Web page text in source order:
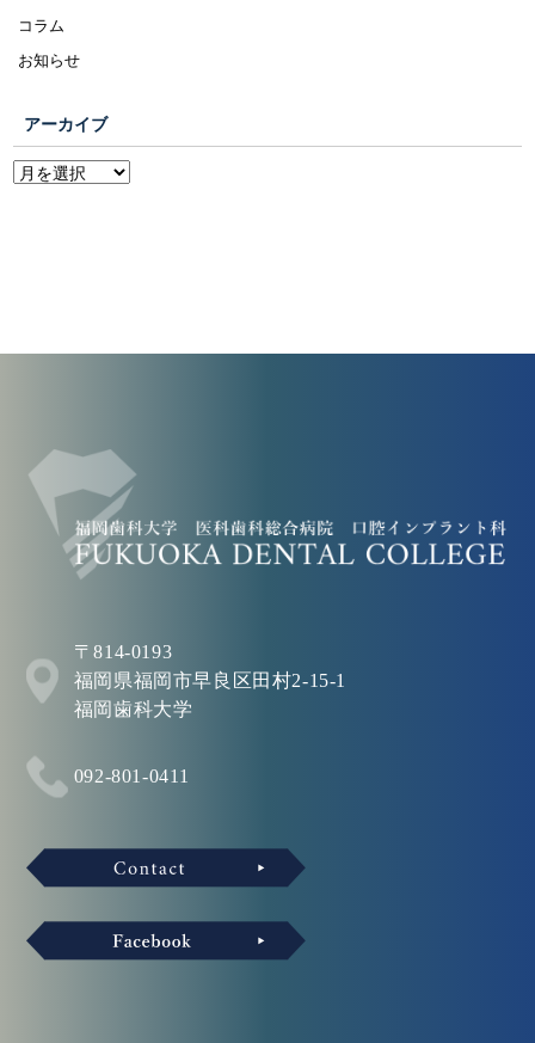
コラム
お知らせ
アーカイブ
〒814-0193
福岡県福岡市早良区田村2-15-1
福岡歯科大学
092-801-0411